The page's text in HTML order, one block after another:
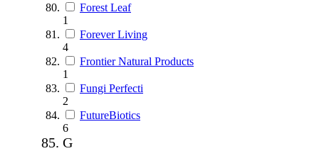
Forest Leaf
1
Forever Living
4
Frontier Natural Products
1
Fungi Perfecti
2
FutureBiotics
6
G